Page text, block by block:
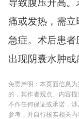
导致腹压升高
痛或发热，需
急症。术后患
出现阴囊水肿或
免责声明：本页面信息
的，其作者观点、内容
不作任何保证或承诺，
参考，并自行核实相关